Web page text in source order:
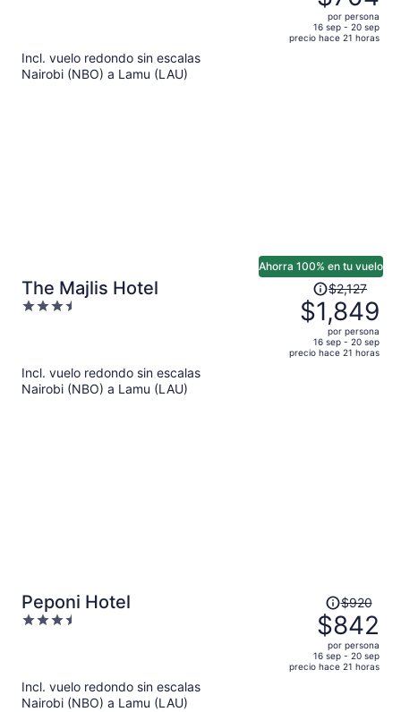
era
de
$765
por persona
16 sep - 20 sep
precio hace 21 horas
Incl. vuelo redondo sin escalas
Nairobi (NBO) a Lamu (LAU)
The Majlis Hotel
3.5
Ahorra 100% en tu vuelo
precio
era
de
$2,127
$2,127
$1,849
por persona
16 sep - 20 sep
precio hace 21 horas
Incl. vuelo redondo sin escalas
Nairobi (NBO) a Lamu (LAU)
Peponi Hotel
3.5
El
precio
era
de
$920
$920
$842
por persona
16 sep - 20 sep
precio hace 21 horas
Incl. vuelo redondo sin escalas
Nairobi (NBO) a Lamu (LAU)